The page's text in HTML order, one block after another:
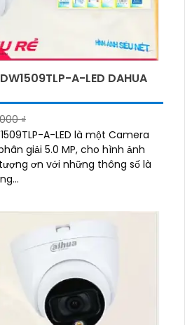
A-LED DAHUA
₫
A-LED là một Camera
giải 5.0 MP, cho hình ảnh